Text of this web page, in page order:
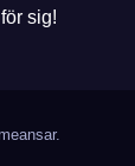
sig!
.